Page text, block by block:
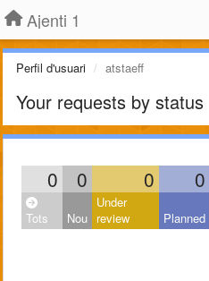
Ajenti 1
Perfil d'usuari atstaeff
Your requests by status
0 0 0 0
Tots Nou
Under
review
Planned